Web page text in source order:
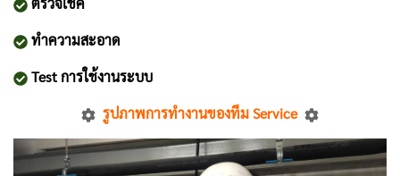
ทำความสะอาด
Test การใช้งานระบบ
รูปภาพการทำงานของทีม Service